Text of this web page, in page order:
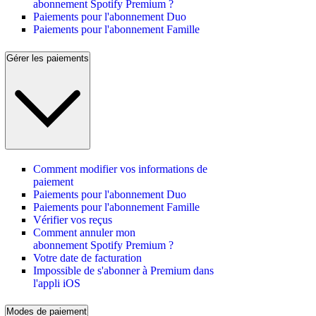
abonnement Spotify Premium ?
Paiements pour l'abonnement Duo
Paiements pour l'abonnement Famille
Gérer les paiements
Comment modifier vos informations de
paiement
Paiements pour l'abonnement Duo
Paiements pour l'abonnement Famille
Vérifier vos reçus
Comment annuler mon
abonnement Spotify Premium ?
Votre date de facturation
Impossible de s'abonner à Premium dans
l'appli iOS
Modes de paiement